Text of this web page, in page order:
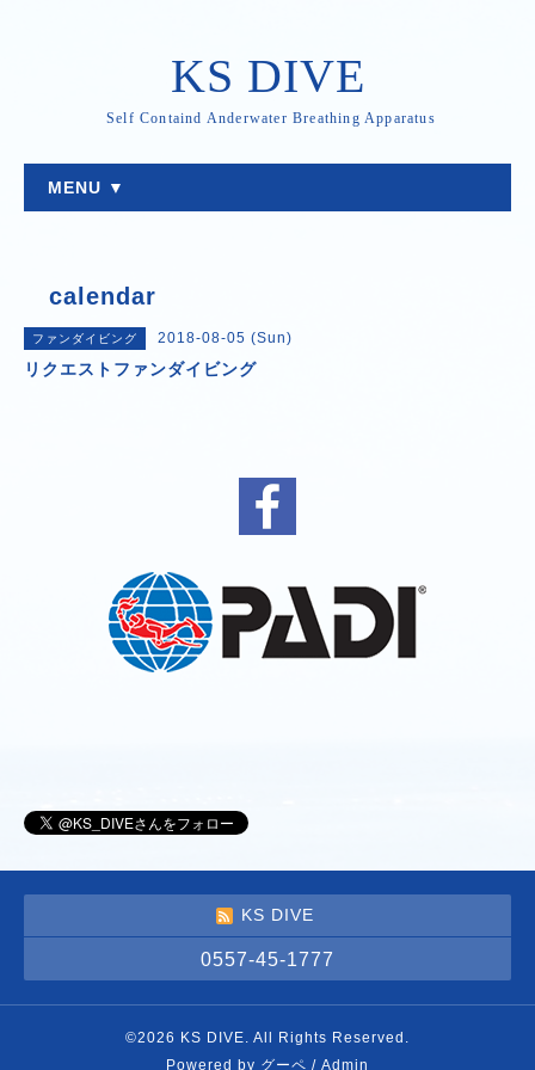
KS DIVE
Self Containd Anderwater Breathing Apparatus
MENU ▼
calendar
ファンダイビング 2018-08-05 (Sun)
リクエストファンダイビング
KS DIVE
0557-45-1777
©2026 KS DIVE. All Rights Reserved.
Powered by グーペ / Admin